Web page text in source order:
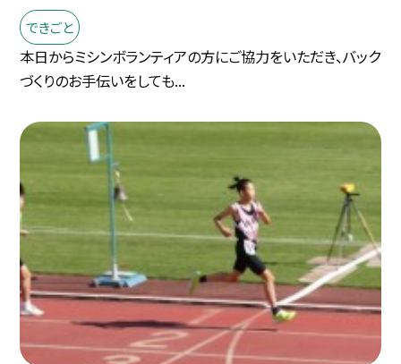
できごと
本日からミシンボランティアの方にご協力をいただき、バック
づくりのお手伝いをしても...